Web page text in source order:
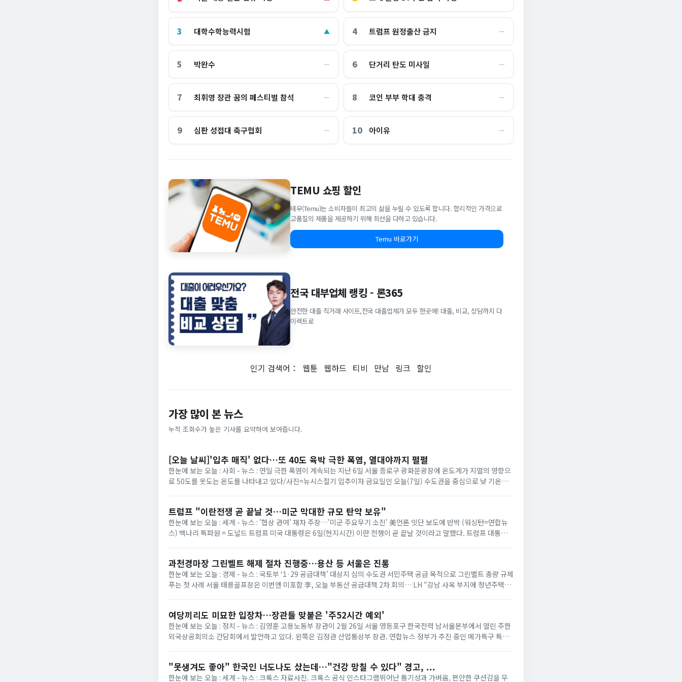
3 대학수학능력시험 ▲ 4 트럼프 원정출산 금지 ―
5 박완수 ― 6 단거리 탄도 미사일 ―
7 최휘영 장관 꿈의 페스티벌 참석 ― 8 코인 부부 학대 충격 ―
9 심판 성접대 축구협회 ― 10 아이유 ―
TEMU 쇼핑 할인
테무(Temu)는 소비자들이 최고의 삶을 누릴 수 있도록 합니다. 합리적인 가격으로
고품질의 제품을 제공하기 위해 최선을 다하고 있습니다.
Temu 바로가기
전국 대부업체 랭킹 - 론365
안전한 대출 직거래 사이트,전국 대출업체가 모두 한곳에! 대출, 비교, 상담까지 다
이렉트로
인기 검색어： 웹툰 웹하드 티비 만남 링크 할인
가장 많이 본 뉴스
누적 조회수가 높은 기사를 요약하여 보여줍니다.
[오늘 날씨]'입추 매직' 없다…또 40도 육박 극한 폭염, 열대야까지 펄펄
한눈에 보는 오늘 : 사회 - 뉴스 : 연일 극한 폭염이 계속되는 지난 6일 서울 종로구 광화문광장에 온도계가 지열의 영향으
로 50도를 웃도는 온도를 나타내고 있다/사진=뉴시스절기 입추이자 금요일인 오늘(7일) 수도권을 중심으로 낮 기온이
트럼프 "이란전쟁 곧 끝날 것…미군 막대한 규모 탄약 보유"
한눈에 보는 오늘 : 세계 - 뉴스 : '협상 관여' 재차 주장…'미군 주요무기 소진' 美언론 잇단 보도에 반박 (워싱턴=연합뉴
스) 백나리 특파원 = 도널드 트럼프 미국 대통령은 6일(현지시간) 이란 전쟁이 곧 끝날 것이라고 말했다. 트럼프 대통령
과천경마장 그린벨트 해제 절차 진행중…용산 등 서울은 진통
한눈에 보는 오늘 : 경제 - 뉴스 : 국토부 ‘1·29 공급대책’ 대상지 심의 수도권 서민주택 공급 목적으로 그린벨트 총량 규제
푸는 첫 사례 서울 태릉골프장은 이번엔 미포함 李, 오늘 부동산 공급대책 2차 회의… LH “강남 사옥 부지에 청년주택”
여당끼리도 미묘한 입장차…장관들 맞붙은 '주52시간 예외'
한눈에 보는 오늘 : 정치 - 뉴스 : 김영훈 고용노동부 장관이 2월 26일 서울 영등포구 한국전력 남서울본부에서 열린 주한
외국상공회의소 간담회에서 발언하고 있다. 왼쪽은 김정관 산업통상부 장관. 연합뉴스 정부가 추진 중인 메가특구 특별
"못생겨도 좋아" 한국인 너도나도 샀는데…"건강 망칠 수 있다" 경고, ...
한눈에 보는 오늘 : 세계 - 뉴스 : 크록스 자료사진. 크록스 공식 인스타그램뛰어난 통기성과 가벼움, 편안한 쿠션감을 무